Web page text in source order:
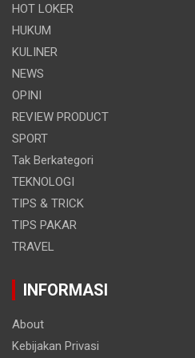
HOT LOKER
HUKUM
KULINER
NEWS
OPINI
REVIEW PRODUCT
SPORT
Tak Berkategori
TEKNOLOGI
TIPS & TRICK
TIPS PAKAR
TRAVEL
INFORMASI
About
Kebijakan Privasi